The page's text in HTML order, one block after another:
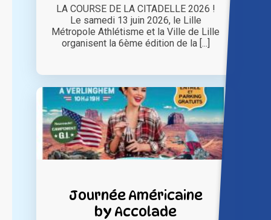
LA COURSE DE LA CITADELLE 2026 !
Le samedi 13 juin 2026, le Lille
Métropole Athlétisme et la Ville de Lille
organisent la 6ème édition de la [...]
Journée Américaine
by Accolade